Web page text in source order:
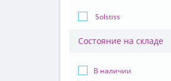
Solstiss
Состояние на складе
В наличии